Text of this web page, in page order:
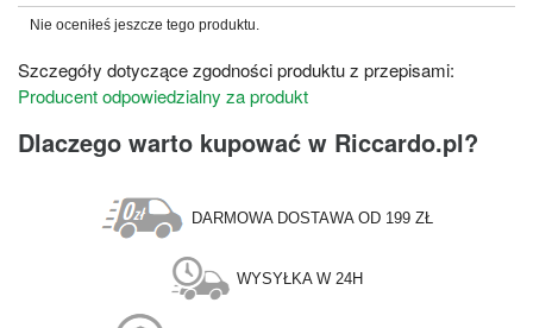
Nie oceniłeś jeszcze tego produktu.
Szczegóły dotyczące zgodności produktu z przepisami:
Producent odpowiedzialny za produkt
Dlaczego warto kupować w Riccardo.pl?
DARMOWA DOSTAWA OD 199 ZŁ
WYSYŁKA W 24H